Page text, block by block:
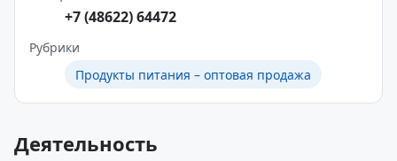
+7 (48622) 64472
Рубрики
Продукты питания – оптовая продажа
Деятельность